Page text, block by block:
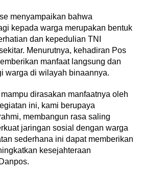
menyampaikan bahwa
kepada warga merupakan bentuk
dan kepedulian TNI
Menurutnya, kehadiran Pos
manfaat langsung dan
warga di wilayah binaannya.
dirasakan manfaatnya oleh
ini, kami berupaya
membangun rasa saling
jaringan sosial dengan warga
sederhana ini dapat memberikan
kesejahteraan